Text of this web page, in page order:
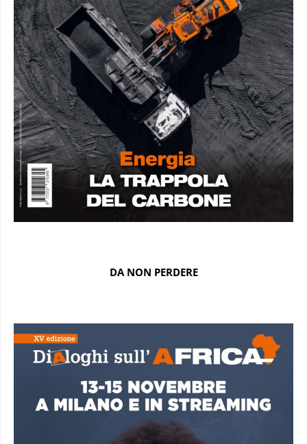
DA NON PERDERE